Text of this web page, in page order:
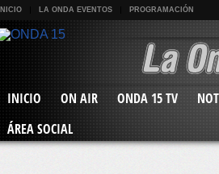
INICIO LA ONDA EVENTOS PROGRAMACIÓN
INICIO ON AIR ONDA 15 TV
ÁREA SOCIAL